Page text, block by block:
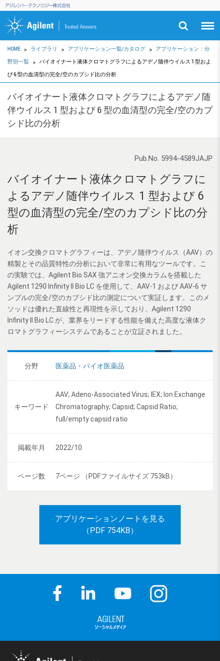
HOME ライブラリ アプリケーション一覧/カタログ
アプリケーション：分
野別一覧
バイオイナート液体クロマトグラフによるアデノ随伴ウイルス 1 型およ
び 6 型の血清型の完全/空のカプシド比の分析
バイオイナート液体クロマトグラフによるアデノ随
伴ウイルス 1 型および 6 型の血清型の完全/空のカプ
シド比の分析
Pub.No. 5994-4589JAJP
バイオイナート液体クロマトグラフに
よるアデノ随伴ウイルス 1 型および 6
型の血清型の完全/空のカプシド比の分
析
イオン交換クロマトグラフィーは、アデノ随伴ウイルス（AAV）の
精製とその品質特性の分析において非常に有用なツールです。こ
の実験では、Agilent Bio SAX 強アニオン交換カラムを搭載した
Agilent 1290 Infinity II Bio LC を使用して、AAV-1 および AAV-6 サ
ンプルの完全/空のカプシド比の測定について実証します。このメ
ソッドは優れた直線性と再現性を示しており、Agilent 1290
Infinity II Bio LC が、業界をリードする性能を備えた高度な液体ク
ロマトグラフィーシステムであることが立証されました。
分野 医薬品・バイオ医薬品
キーワード
AAV; Adeno-Associated Virus; IEX; Ion Exchange
Chromatography; Capsid; Capsid Ratio;
full/empty capsid ratio
掲載年月 2022/10
ページ数 7ページ （PDFファイルサイズ 753kB）
アプリケーションノートを見る
（PDF 754KB）